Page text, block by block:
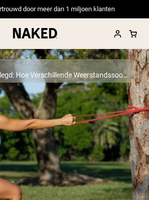
door meer dan 1 miljoen klanten
Best Seller
Banded Squats Uitgelegd: Hoe Verschillende Weerstandssoorten Je Squat Transformeren